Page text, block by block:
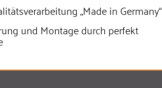
„Made in Germany“
und Montage durch perfekt